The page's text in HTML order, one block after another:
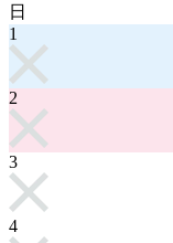
日
1
2
3
4